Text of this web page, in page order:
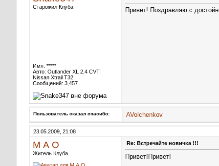
Старожил Клуба
Имя: *****
Авто: Outlander XL 2,4 CVT;
Nissan Xtrail T32
Сообщений: 3,457
Привет! Поздравляю с
Пользователь сказал cпасибо: AVolchenkov
23.05.2009, 21:08
М А О
Житель Клуба
Re: Встречайте новичка !!!
Привет! Привет!